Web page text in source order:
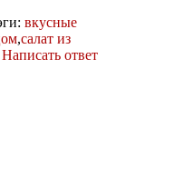
вкусные
,салат из
Написать ответ